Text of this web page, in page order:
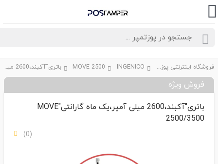
فروشگاه اینترنتی پوزتمپر INGENICO
MOVE 2500 باتری"آکبند،2600 میلی آمپر،یک ماه گارانتی"MOVE 2500/3500
فروش ویژه
باتری"آکبند،2600 میلی آمپر،یک ماه گارانتی"MOVE
2500/3500